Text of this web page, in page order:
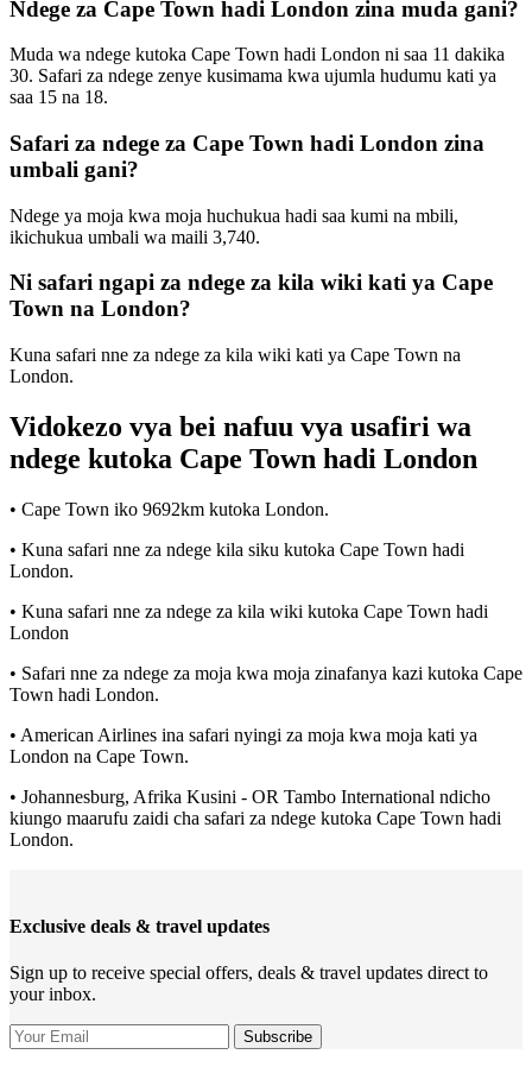
Ndege za Cape Town hadi London zina muda gani?
Muda wa ndege kutoka Cape Town hadi London ni saa 11 dakika
30. Safari za ndege zenye kusimama kwa ujumla hudumu kati ya
saa 15 na 18.
Safari za ndege za Cape Town hadi London zina
umbali gani?
Ndege ya moja kwa moja huchukua hadi saa kumi na mbili,
ikichukua umbali wa maili 3,740.
Ni safari ngapi za ndege za kila wiki kati ya Cape
Town na London?
Kuna safari nne za ndege za kila wiki kati ya Cape Town na
London.
Vidokezo vya bei nafuu vya usafiri wa
ndege kutoka Cape Town hadi London
• Cape Town iko 9692km kutoka London.
• Kuna safari nne za ndege kila siku kutoka Cape Town hadi
London.
• Kuna safari nne za ndege za kila wiki kutoka Cape Town hadi
London
• Safari nne za ndege za moja kwa moja zinafanya kazi kutoka Cape
Town hadi London.
• American Airlines ina safari nyingi za moja kwa moja kati ya
London na Cape Town.
• Johannesburg, Afrika Kusini - OR Tambo International ndicho
kiungo maarufu zaidi cha safari za ndege kutoka Cape Town hadi
London.
Exclusive deals & travel updates
Sign up to receive special offers, deals & travel updates direct to
your inbox.